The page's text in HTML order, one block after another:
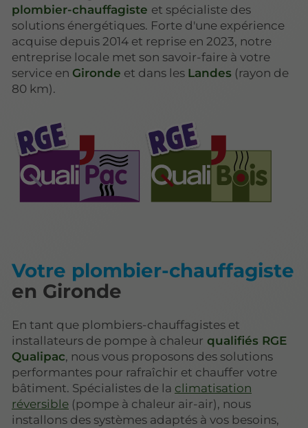
plombier-chauffagiste et spécialiste des
solutions énergétiques. Forte d'une expérience
acquise depuis 2014 et reprise en 2023, notre
entreprise locale met son savoir-faire à votre
service en Gironde et dans les Landes (rayon de
80 km).
Votre plombier-chauffagiste
en Gironde
En tant que plombiers-chauffagistes et
installateurs de pompe à chaleur qualifiés RGE
Qualipac, nous vous proposons des solutions
performantes pour rafraîchir et chauffer votre
bâtiment. Spécialistes de la climatisation
réversible (pompe à chaleur air-air), nous
installons des systèmes adaptés à vos besoins,